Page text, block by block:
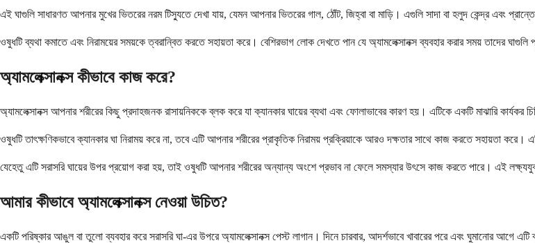
এই ঘাগুলি সাধারণত আপনার মুখের ভিতরের নরম টিস্যুতে দেখা যায়, যেমন আপনার ভিতরের গাল, ঠোঁট, জিহ্বা বা মাড়ি। এগুলি সাদা বা হলুদ কেন্দ্র এবং
ওষুধটি ব্যথা কমাতে এবং নিরাময়ের সময়কে ত্বরান্বিত করতে সহায়তা করে। বেশিরভাগ লোক দেখতে পান যে অ্যামলেক্সানক্স ব্যবহার করার সময় তাদের
অ্যামলেক্সানক্স কীভাবে কাজ করে?
অ্যামলেক্সানক্স আপনার শরীরের কিছু প্রদাহজনক রাসায়নিককে ব্লক করে যা ক্যানকার ঘায়ের ব্যথা এবং ফোলাভাবের কারণ হয়। এটিকে একটি মাঝারি কার্যকর
ওষুধটি তাৎক্ষণিকভাবে ক্যানকার ঘা নিরাময় করে না, তবে এটি আপনার শরীরের প্রাকৃতিক নিরাময় প্রক্রিয়াকে আরও দক্ষতার সাথে কাজ করতে সহায়তা
যেহেতু এটি সরাসরি ঘায়ের উপর প্রয়োগ করা হয়, তাই ওষুধটি আপনার শরীরের অন্যান্য অংশে প্রভাব না ফেলে সমস্যার উৎসে কাজ করতে পারে। এই
আমার কীভাবে অ্যামলেক্সানক্স নেওয়া উচিত?
একটি পরিষ্কার আঙুল বা তুলো ব্যবহার করে সরাসরি ঘা-এর উপরে অ্যামলেক্সানক্স পেস্ট লাগান। দিনে চারবার, আদর্শভাবে খাবারের পরে এবং ঘুমানোর আগে এটি